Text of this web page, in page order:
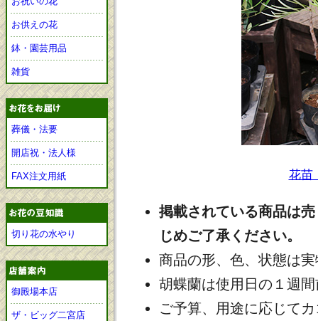
お供えの花
鉢・園芸用品
雑貨
葬儀・法要
開店祝・法人様
FAX注文用紙
切り花の水やり
御殿場本店
ザ・ビッグ二宮店
花苗
掲載されている商品は
じめご了承ください。
商品の形、色、状態は
胡蝶蘭は使用日の１週
ご予算、用途に応じて